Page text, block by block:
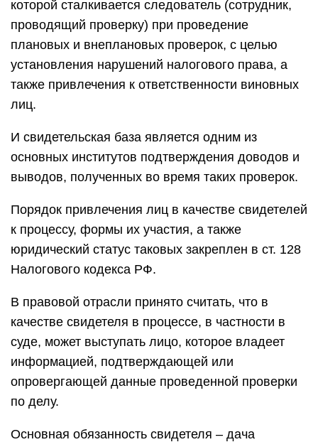
которой сталкивается следователь (сотрудник,
проводящий проверку) при проведение
плановых и внеплановых проверок, с целью
установления нарушений налогового права, а
также привлечения к ответственности виновных
лиц.
И свидетельская база является одним из
основных институтов подтверждения доводов и
выводов, полученных во время таких проверок.
Порядок привлечения лиц в качестве свидетелей
к процессу, формы их участия, а также
юридический статус таковых закреплен в ст. 128
Налогового кодекса РФ.
В правовой отрасли принято считать, что в
качестве свидетеля в процессе, в частности в
суде, может выступать лицо, которое владеет
информацией, подтверждающей или
опровергающей данные проведенной проверки
по делу.
Основная обязанность свидетеля – дача